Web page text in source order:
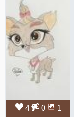
4 0
1